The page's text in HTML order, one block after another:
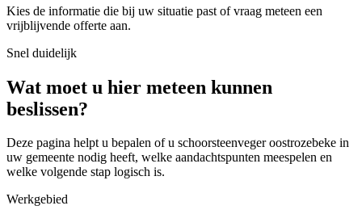
Kies de informatie die bij uw situatie past of vraag meteen een
vrijblijvende offerte aan.
Snel duidelijk
Wat moet u hier meteen kunnen
beslissen?
Deze pagina helpt u bepalen of u schoorsteenveger oostrozebeke in
uw gemeente nodig heeft, welke aandachtspunten meespelen en
welke volgende stap logisch is.
Werkgebied